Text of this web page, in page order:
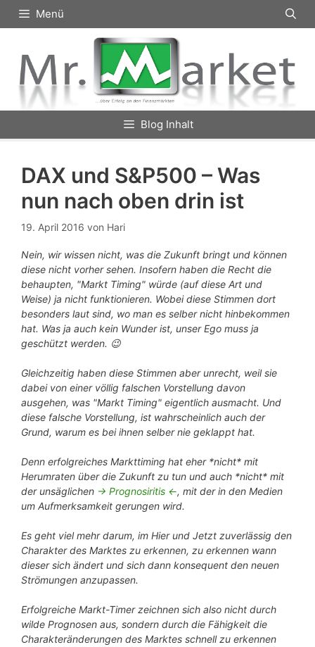
Inhalt
Menü
Blog Inhalt
DAX und S&P500 – Was
nun nach oben drin ist
19. April 2016 von Hari
Nein, wir wissen nicht, was die Zukunft bringt und können
diese nicht vorher sehen. Insofern haben die Recht die
behaupten, "Markt Timing" würde (auf diese Art und
Weise) ja nicht funktionieren. Wobei diese Stimmen dort
besonders laut sind, wo man es selber nicht hinbekommen
hat. Was ja auch kein Wunder ist, unser Ego muss ja
geschützt werden. 😉
Gleichzeitig haben diese Stimmen aber unrecht, weil sie
dabei von einer völlig falschen Vorstellung davon
ausgehen, was "Markt Timing" eigentlich ausmacht. Und
diese falsche Vorstellung, ist wahrscheinlich auch der
Grund, warum es bei ihnen selber nie geklappt hat.
Denn erfolgreiches Markttiming hat eher *nicht* mit
Herumraten über die Zukunft zu tun und auch *nicht* mit
der unsäglichen -> Prognosiritis <-, mit der in den Medien
um Aufmerksamkeit gerungen wird.
Es geht viel mehr darum, im Hier und Jetzt zuverlässig den
Charakter des Marktes zu erkennen, zu erkennen wann
dieser sich ändert und sich dann konsequent den neuen
Strömungen anzupassen.
Erfolgreiche Markt-Timer zeichnen sich also nicht durch
wilde Prognosen aus, sondern durch die Fähigkeit die
Charakteränderungen des Marktes schnell zu erkennen